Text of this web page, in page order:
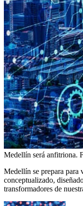
Medellín será anfitriona.
Medellín se prepara
conceptualizado,
transformadores de